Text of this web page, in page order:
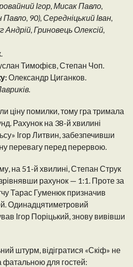
Ігор, Мисак Павло,
90), Середніцький Іван,
Гриновець Олексій,
Тимофієв, Степан Чоп.
Олександр Циганков.
ціну помилки, тому гра тримала
Рахунок на 38-й хвилині
Ігор Литвин, забезпечивши
перевагу перед перервою.
на 51-й хвилині, Степан Струк
рахунок — 1:1. Проте за
Тарас Гуменюк призначив
Одинадцятиметровий
Ігор Поріцький, знову вивівши
штурм, відігратися «Скіф» не
фатальною для гостей: